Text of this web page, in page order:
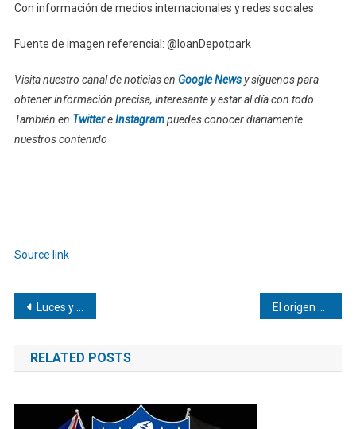
Con información de medios internacionales y redes sociales
Fuente de imagen referencial: @loanDepotpark
Visita nuestro canal de noticias en Google Newsy síguenos para
obtener información precisa, interesante y estar al día con todo.
También en TwittereInstagrampuedes conocer diariamente
nuestros contenido
Source link
Navegación
de
entradas
Luces y Sombras de la Inteligencia Artificial en Arquitectura El origen del turismo de aventura: Descubriendo la pasión por la adrenalina
RELATED POSTS